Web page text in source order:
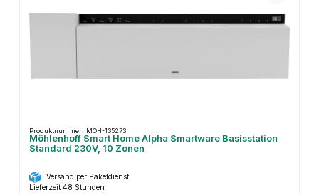
Produktnummer: MÖH-135273
Möhlenhoff Smart Home Alpha Smartware Basisstation
Standard 230V, 10 Zonen
Versand per Paketdienst
Lieferzeit 48 Stunden